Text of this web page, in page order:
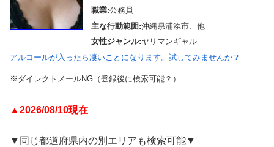
職業:公務員
主な行動範囲:沖縄県浦添市、他
女性ジャンル:ヤリマンギャル
アルコールが入ったら凄いことになります。試してみませんか？
※ダイレクトメールNG（登録後に検索可能？）
▲2026/08/10現在
▼同じ都道府県内の別エリアも検索可能▼